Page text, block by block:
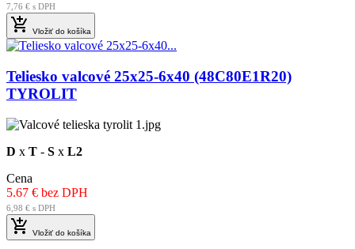
7,76 € s DPH
 Vložiť do košíka
Teliesko valcové 25x25-6x40 (48C80E1R20)
TYROLIT
D x T - S x L2
Cena
5.67 € bez DPH
6,98 € s DPH
 Vložiť do košíka